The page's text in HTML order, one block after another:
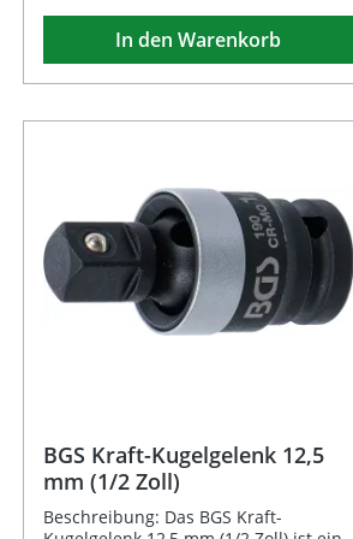
eignet sich das Kardangelenk ideal
für präzise Drehmomentübertragung
auch an schwer zugänglichen Stellen.
Es verfügt über einen Innenvierkant-
Abtrieb in identischer Größe (12,5 mm
Einsetzbarkeit im professionellen
Werkstatt- und Heimwerkerbereich.
Gefertigt aus verschleißfestem
Chrom-Vanadium-Stahl Verchromte
Oberfläche für zusätzlichen
Rostschutz Nach DIN ISO 3123
schwer erreichbaren
In den Warenkorb
BGS Kraft-Kugelgelenk 12,5
mm (1/2 Zoll)
Beschreibung: Das BGS Kraft-